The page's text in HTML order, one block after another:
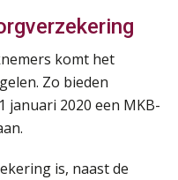
komt het
Zo bieden
januari 2020 een MKB-
is, naast de